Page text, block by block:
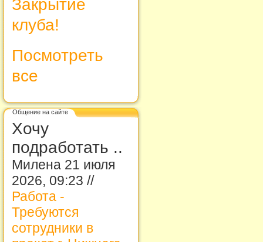
Закрытие
клуба!
Посмотреть
все
Общение на сайте
Хочу
подработать ..
Милена 21 июля
2026, 09:23 //
Работа -
Требуются
сотрудники в